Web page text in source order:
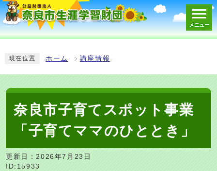
メニュー
現在位置 ホーム 講座情報
奈良市子育てスポット事業
「子育てママのひととき」
更新日：2026年7月23日
ID:15933